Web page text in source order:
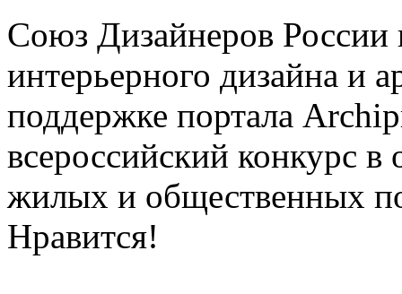
Союз Дизайнеров России
интерьерного дизайна и
поддержке портала
всероссийский конкурс в
жилых и общественных
Нравится!